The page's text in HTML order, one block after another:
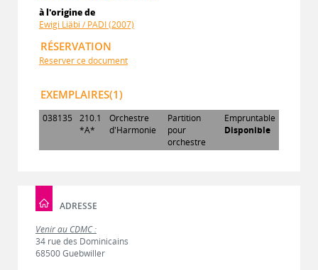
à l'origine de
Ewigi Liäbi / PADI (2007)
RÉSERVATION
Réserver ce document
EXEMPLAIRES(1)
038135
210.1
*A*
Orchestre
d'Harmonie
Partition
pour
orchestre
Empruntable
Disponible
ADRESSE
Venir au CDMC :
34 rue des Dominicains
68500 Guebwiller